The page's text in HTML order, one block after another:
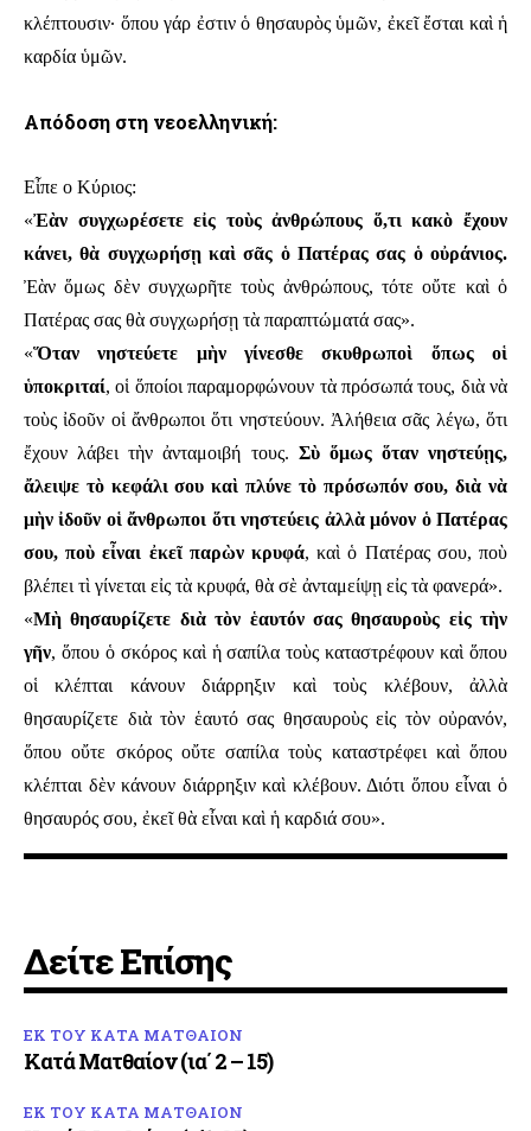
κλέπτουσιν· ὅπου γάρ ἐστιν ὁ θησαυρὸς ὑμῶν, ἐκεῖ ἔσται καὶ ἡ
καρδία ὑμῶν.
Απόδοση στη νεοελληνική:
Εἶπε ο Κύριος:
«Ἐὰν συγχωρέσετε εἰς τοὺς ἀνθρώπους ὅ,τι κακὸ ἔχουν
κάνει, θὰ συγχωρήσῃ καὶ σᾶς ὁ Πατέρας σας ὁ οὐράνιος.
Ἐὰν ὅμως δὲν συγχωρῆτε τοὺς ἀνθρώπους, τότε οὔτε καὶ ὁ
Πατέρας σας θὰ συγχωρήσῃ τὰ παραπτώματά σας».
«Ὅταν νηστεύετε μὴν γίνεσθε σκυθρωποὶ ὅπως οἱ
ὑποκριταί, οἱ ὅποίοι παραμορφώνουν τὰ πρόσωπά τους, διὰ νὰ
τοὺς ἰδοῦν οἱ ἄνθρωποι ὅτι νηστεύουν. Ἀλήθεια σᾶς λέγω, ὅτι
ἔχουν λάβει τὴν ἀνταμοιβή τους. Σὺ ὅμως ὅταν νηστεύῃς,
ἄλειψε τὸ κεφάλι σου καὶ πλύνε τὸ πρόσωπόν σου, διὰ νὰ
μὴν ἰδοῦν οἱ ἄνθρωποι ὅτι νηστεύεις ἀλλὰ μόνον ὁ Πατέρας
σου, ποὺ εἶναι ἐκεῖ παρὼν κρυφά, καὶ ὁ Πατέρας σου, ποὺ
βλέπει τὶ γίνεται εἰς τὰ κρυφά, θὰ σὲ ἀνταμείψῃ εἰς τὰ φανερά».
«Μὴ θησαυρίζετε διὰ τὸν ἑαυτόν σας θησαυροὺς εἰς τὴν
γῆν, ὅπου ὁ σκόρος καὶ ἡ σαπίλα τοὺς καταστρέφουν καὶ ὅπου
οἱ κλέπται κάνουν διάρρηξιν καὶ τοὺς κλέβουν, ἀλλὰ
θησαυρίζετε διὰ τὸν ἑαυτό σας θησαυροὺς εἰς τὸν οὐρανόν,
ὅπου οὔτε σκόρος οὔτε σαπίλα τοὺς καταστρέφει καὶ ὅπου
κλέπται δὲν κάνουν διάρρηξιν καὶ κλέβουν. Διότι ὅπου εἶναι ὁ
θησαυρός σου, ἐκεῖ θὰ εἶναι καὶ ἡ καρδιά σου».
Δείτε Επίσης
ΕΚ ΤΟΥ ΚΑΤΑ ΜΑΤΘΑΙΟΝ
Κατά Ματθαίον (ια΄ 2 – 15)
ΕΚ ΤΟΥ ΚΑΤΑ ΜΑΤΘΑΙΟΝ